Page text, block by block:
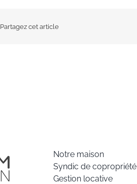
Partagez cet article
Notre maison
Syndic de copropriété
Gestion locative